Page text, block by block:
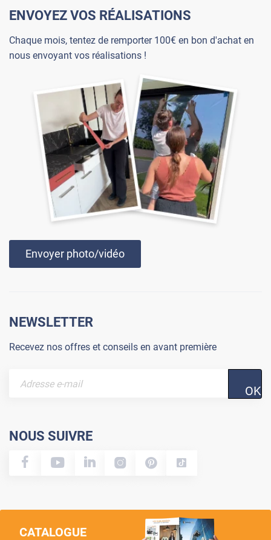
ENVOYEZ VOS RÉALISATIONS
Chaque mois, tentez de remporter 100€ en bon d'achat en
nous envoyant vos réalisations !
Envoyer photo/vidéo
NEWSLETTER
Recevez nos offres et conseils en avant première
OK
NOUS SUIVRE
CATALOGUE